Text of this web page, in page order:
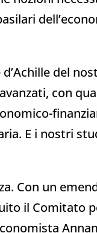
del
con
E i nostri
Con un
il Comitato